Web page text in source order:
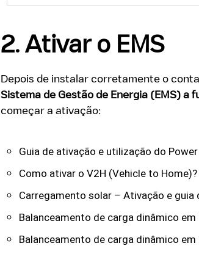
2. Ativar o EMS
Depois de instalar corretamente o
Sistema de Gestão de Energia (EMS) a
começar a ativação:
Guia de ativação e utilização do
Como ativar o V2H (Vehicle to Home)?
Carregamento solar – Ativação e
Balanceamento de carga dinâmico
Balanceamento de carga dinâmico